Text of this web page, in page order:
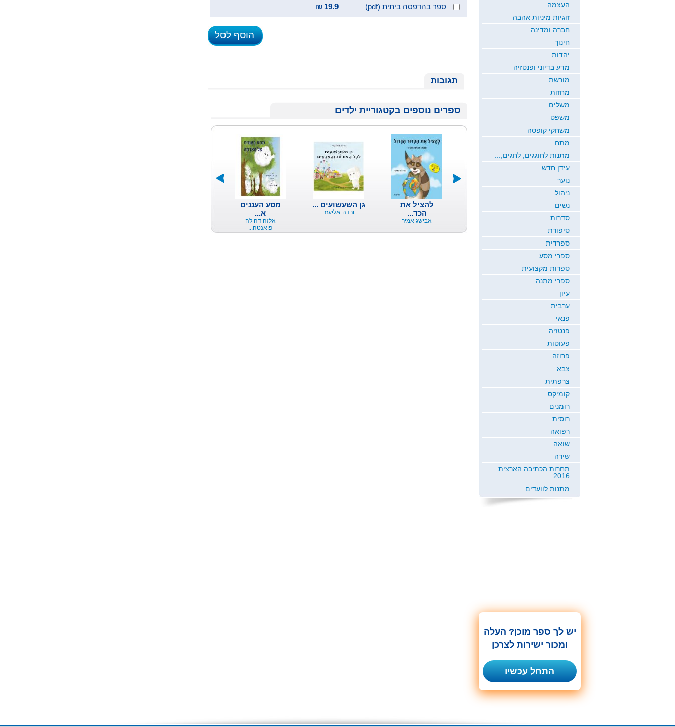
ספר בהדפסה ביתית (pdf) 19.9 ₪
הוסף לסל
תגובות
ספרים נוספים בקטגוריית ילדים
מסע העננים
א...
אלזה דה לה
פואנטה...
גן השעשועים ...
ורדה אליעזר
להציל את
הכד...
אבישג אמיר
ש...
ירח זורח
חדוה גבריאל
העצמה
זוגיות מיניות אהבה
חברה ומדינה
חינוך
יהדות
מדע בדיוני ופנטזיה
מורשת
מחזות
משלים
משפט
משחקי קופסה
מתח
מתנות לחוגגים, לחגים,...
עידן חדש
נוער
ניהול
נשים
סדרות
סיפורת
ספרדית
ספרי מסע
ספרות מקצועית
ספרי מתנה
עיון
ערבית
פנאי
פנטזיה
פעוטות
פרוזה
צבא
צרפתית
קומיקס
רומנים
רוסית
רפואה
שואה
שירה
תחרות הכתיבה הארצית
2016
מתנות לוועדים
יש לך ספר מוכן? העלה
ומכור ישירות לצרכן
התחל עכשיו